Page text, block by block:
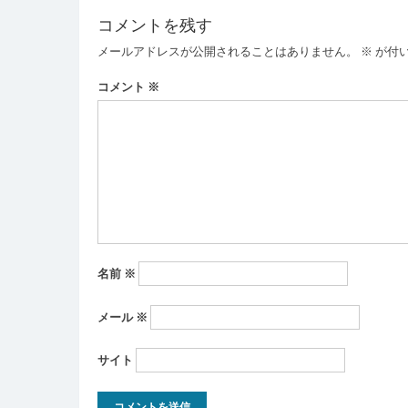
ビ
ゲ
ー
コメントを残す
メールアドレスが公開されることはありません。 ※ が付
コメント ※
名前 ※
メール ※
サイト